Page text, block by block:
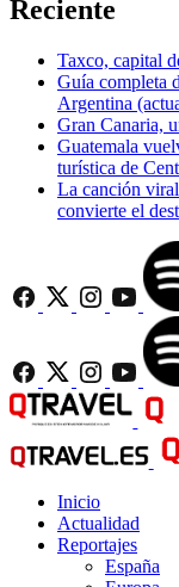
Reciente
Taxco, capital
Guía completa
Argentina
Gran Canaria,
Guatemala
turística de
La canción
convierte el
Inicio
Actualidad
Reportajes
España